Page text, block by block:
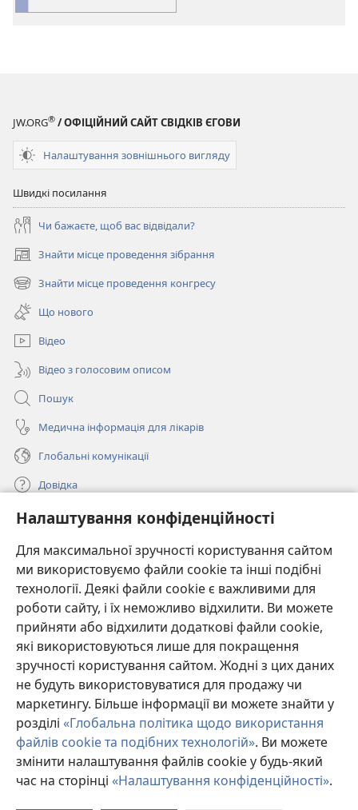
Налаштування конфіденційності
Для максимальної зручності користування сайтом
ми використовуємо файли cookie та інші подібні
технології. Деякі файли cookie є важливими для
роботи сайту, і їх неможливо відхилити. Ви можете
прийняти або відхилити додаткові файли cookie,
які використовуються лише для покращення
зручності користування сайтом. Жодні з цих даних
не будуть використовуватися для продажу чи
маркетингу. Більше інформації ви можете знайти у
розділі «Глобальна політика щодо використання
файлів cookie та подібних технологій». Ви можете
змінити налаштування файлів cookie у будь-який
час на сторінці «Налаштування конфіденційності».
JW.ORG® / ОФІЦІЙНИЙ САЙТ СВІДКІВ ЄГОВИ
Налаштування зовнішнього вигляду
Швидкі посилання
Чи бажаєте, щоб вас відвідали?
Знайти місце проведення зібрання
(відкривається
у
новому
вікні)
Знайти місце проведення конгресу
(відкривається
новому
вікні)
Що нового
Відео
Відео з голосовим описом
Пошук
Медична інформація для лікарів
Глобальні комунікації
Довідка
Пожертви
(відкривається
у
новому
вікні)
ОНЛАЙН-БІБЛІОТЕКА Товариства «Вартова башта»™
(відкривається
у
новому
вікні)
JW Hub ®
(відкривається
у
новомуJW Library
Watchtower Library
Copyright© 2026 Watch Tower Bible and Tract Society of Pennsylvania.
УМОВИ ВИКОРИСТАННЯ
ПОЛІТИКА КОНФІДЕНЦІЙНОСТІ
НАЛАШТУВАННЯ КОНФІДЕНЦІЙНОСТІ